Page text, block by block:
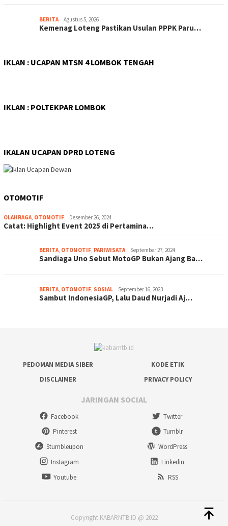
BERITA Agustus 5, 2026
Kemenag Loteng Pastikan Usulan PPPK Paru…
IKLAN : UCAPAN MTSN 4 LOMBOK TENGAH
IKLAN : POLTEKPAR LOMBOK
IKALAN UCAPAN DPRD LOTENG
OTOMOTIF
OLAHRAGA, OTOMOTIF Desember 26, 2024
Catat: Highlight Event 2025 di Pertamina…
BERITA, OTOMOTIF, PARIWISATA September 27, 2024
Sandiaga Uno Sebut MotoGP Bukan Ajang Ba…
BERITA, OTOMOTIF, SOSIAL September 16, 2023
Sambut IndonesiaGP, Lalu Daud Nurjadi Aj…
PEDOMAN MEDIA SIBER
KODE ETIK
DISCLAIMER
PRIVACY POLICY
JARINGAN SOCIAL
Facebook
Twitter
Pinterest
Tumblr
Stumbleupon
WordPress
Instagram
Linkedin
Youtube
RSS
Copyright KABARNTB.ID @ 2022